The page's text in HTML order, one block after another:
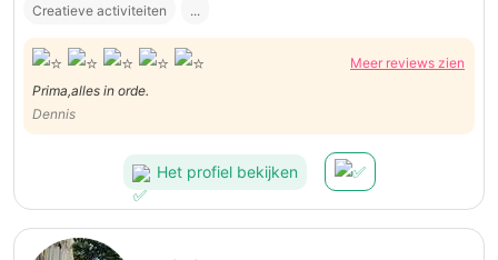
Creatieve activiteiten ...
Meer reviews zien
Prima,alles in orde.
Dennis
Het profiel bekijken